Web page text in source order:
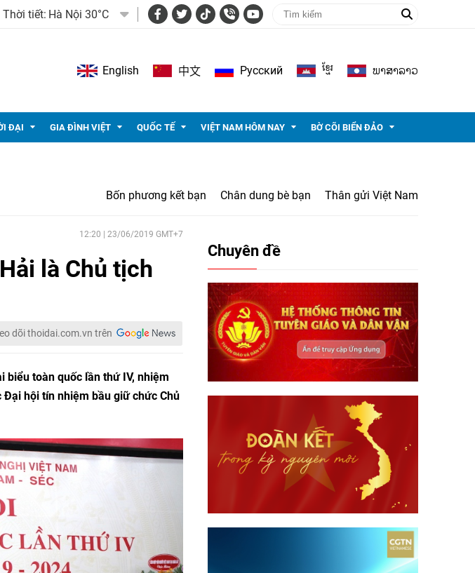
Thời tiết: Hà Nội 30°C
English 中文 Pусский ខ្មែរ ພາ​ສາ​ລາວ
ĐẠI GIA ĐÌNH VIỆT QUỐC TẾ VIỆT NAM HÔM NAY BỜ CÕI BIỂN ĐẢO
Bốn phương kết bạn Chân dung bè bạn Thân gửi Việt Nam
12:20 | 23/06/2019 GMT+7
là Chủ tịch
dõi thoidai.com.vn trên
biểu toàn quốc lần thứ IV, nhiệm
hội tín nhiệm bầu giữ chức Chủ
Chuyên đề